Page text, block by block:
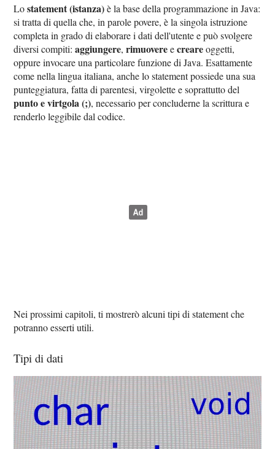
Lostatement (istanza)è la base della programmazione in Java:
si tratta di quella che, in parole povere, è la singola istruzione
completa in grado di elaborare i dati dell'utente e può svolgere
diversi compiti:aggiungere,rimuovereecreareoggetti,
oppure invocare una particolare funzione di Java. Esattamente
come nella lingua italiana, anche lo statement possiede una sua
punteggiatura, fatta di parentesi, virgolette e soprattutto del
punto e virtgola (;), necessario per concluderne la scrittura e
renderlo leggibile dal codice.
Nei prossimi capitoli, ti mostrerò alcuni tipi di statement che
potranno esserti utili.
Tipi di dati